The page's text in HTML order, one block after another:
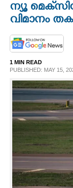
LIFESTYLE
SPIRITUAL
INFO+
ART
ന്യൂ
വിമാനം
1 MIN READ
PUBLISHED: MAY 15,